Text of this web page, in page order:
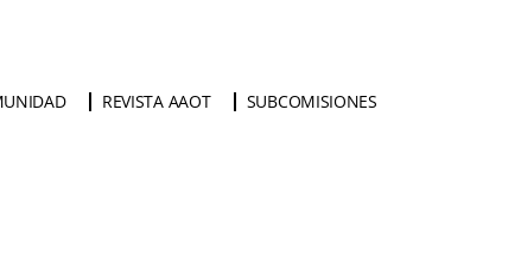
REVISTA AAOT SUBCOMISIONES